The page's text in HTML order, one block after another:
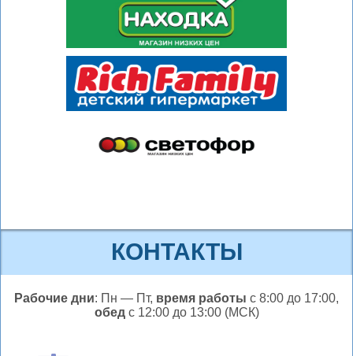
КОНТАКТЫ
Рабочие дни: Пн — Пт, время работы с 8:00 до 17:00,
обедс 12:00 до 13:00 (МСК)